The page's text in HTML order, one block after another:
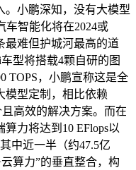
。小鹏深知，没有大模型
车智能化将在2024或
最难但护城河最高的道
型将搭载4颗自研的图
TOPS，小鹏宣称这是全
模型定制，相比依赖
高效的解决方案。而在
力将达到10 EFlops以
中近一半（约47.5亿
算力”的垂直整合，构